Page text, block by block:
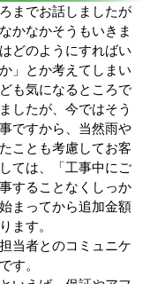
までお話しましたが
かなかそうもいきま
どのようにすればい
」とか考えてしまい
も気になるところで
したが、今ではそう
ですから、当然雨や
ことも考慮してお客
ては、「工事中にご
することなくしっか
まってから追加金額
ます。
当者とのコミュニケ
す。